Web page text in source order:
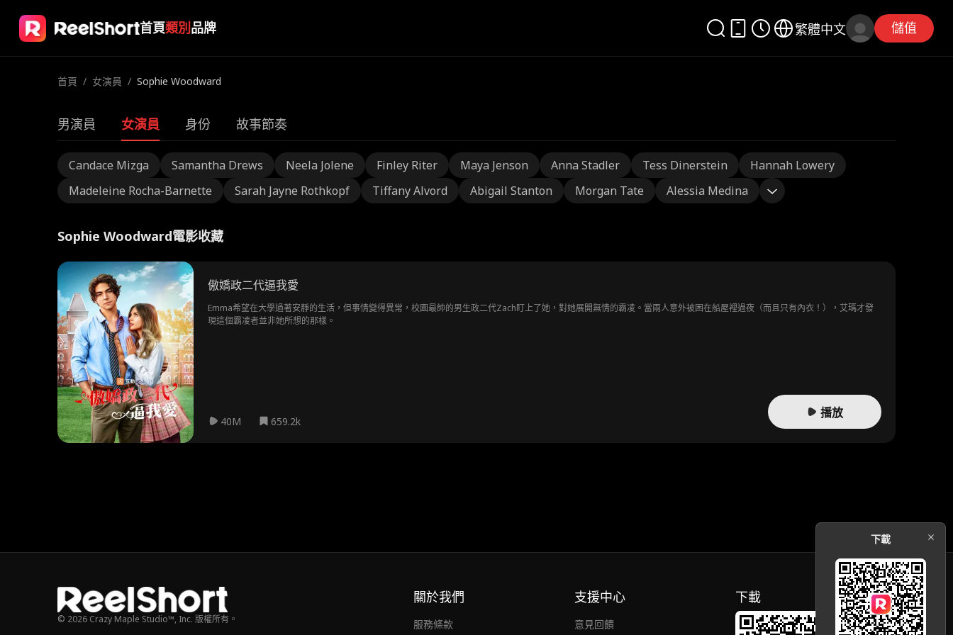
首頁類別 品牌 繁體中文 儲值
首頁 / 女演員 / Sophie Woodward
男演員 女演員 身份 故事節奏
Candace Mizga Samantha Drews Neela Jolene Finley Riter Maya Jenson Anna Stadler Tess Dinerstein
Hannah Lowery
Madeleine Rocha-Barnette
Sarah Jayne Rothkopf Tiffany Alvord Abigail Stanton Morgan Tate Alessia Medina
Sophie Woodward電影收藏
傲嬌政二代逼我愛
Emma希望在大學過著安靜的生活，但事情變得異常，校園最帥的男生政二代Zach盯上了她，對她展開無情的霸凌。當兩人意外被困在船屋裡過夜（而且只有內衣！），艾瑪才發
現這個霸凌者並非她所想的那樣。
40M 659.2k
播放
© 2026 Crazy Maple Studio™, Inc. 版權所有。
關於我們
服務條款
支援中心
意見回饋
下載
下載